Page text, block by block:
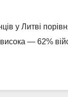
у Литві
— 62%